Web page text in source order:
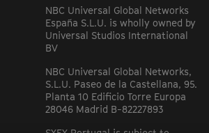
NBC Universal Global Networks
España S.L.U. is wholly owned by
Universal Studios International
BV
NBC Universal Global Networks,
S.L.U. Paseo de la Castellana, 95.
Planta 10 Edificio Torre Europa
28046 Madrid B-82227893